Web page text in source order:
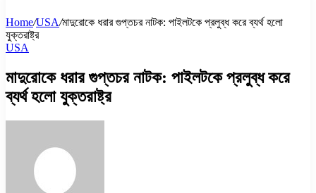
Home/USA/মাদুরোকে ধরার গুপ্তচর নাটক: পাইলটকে প্রলুব্ধ করে ব্যর্থ হলো
যুক্তরাষ্ট্র
USA
মাদুরোকে ধরার গুপ্তচর নাটক: পাইলটকে প্রলুব্ধ করে
ব্যর্থ হলো যুক্তরাষ্ট্র